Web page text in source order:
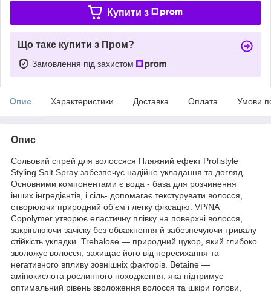
Купити з
Що таке купити з Пром?
Замовлення під захистом
Опис Характеристики Доставка Оплата Умови
Опис
Сольовий спрей для волоссяся Пляжний ефект Profistyle
Styling Salt Spray забезпечує надійне укладання та догляд.
Основними компонентами є вода - база для розчинення
інших інгредієнтів, і сіль- допомагає текстурувати волосся,
створюючи природний об’єм і легку фіксацію. VP/NA
Copolymer утворює еластичну плівку на поверхні волосся,
закріплюючи зачіску без обважнення й забезпечуючи тривалу
стійкість укладки. Trehalose — природний цукор, який глибоко
зволожує волосся, захищає його від пересихання та
негативного впливу зовнішніх факторів. Betaine —
амінокислота рослинного походження, яка підтримує
оптимальний рівень зволоження волосся та шкіри голови,